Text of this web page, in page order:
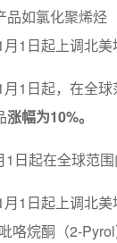
品如氯化聚烯烃
1日起上调北
月1日起，在全
涨幅为10%。
日起在全球范
1日起上调北美
咯烷酮（2-Pyrol